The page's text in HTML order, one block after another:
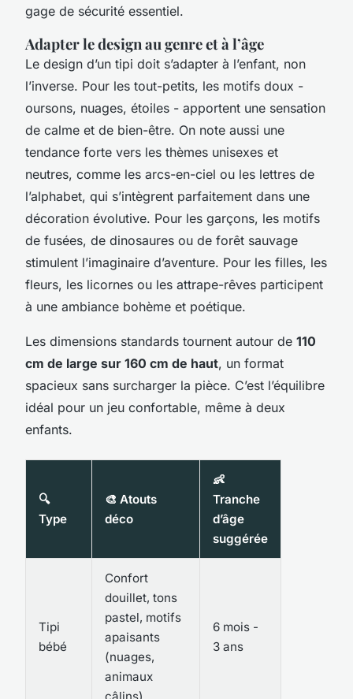
gage de sécurité essentiel.
Adapter le design au genre et à l’âge
Le design d’un tipi doit s’adapter à l’enfant, non
l’inverse. Pour les tout-petits, les motifs doux -
oursons, nuages, étoiles - apportent une sensation
de calme et de bien-être. On note aussi une
tendance forte vers les thèmes unisexes et
neutres, comme les arcs-en-ciel ou les lettres de
l’alphabet, qui s’intègrent parfaitement dans une
décoration évolutive. Pour les garçons, les motifs
de fusées, de dinosaures ou de forêt sauvage
stimulent l’imaginaire d’aventure. Pour les filles, les
fleurs, les licornes ou les attrape-rêves participent
à une ambiance bohème et poétique.
Les dimensions standards tournent autour de 110
cm de large sur 160 cm de haut, un format
spacieux sans surcharger la pièce. C’est l’équilibre
idéal pour un jeu confortable, même à deux
enfants.
🔍
Type
🎨 Atouts
déco
👶
Tranche
d’âge
suggérée
Tipi
bébé
Confort
douillet, tons
pastel, motifs
apaisants
(nuages,
animaux
6 mois -
3 ans